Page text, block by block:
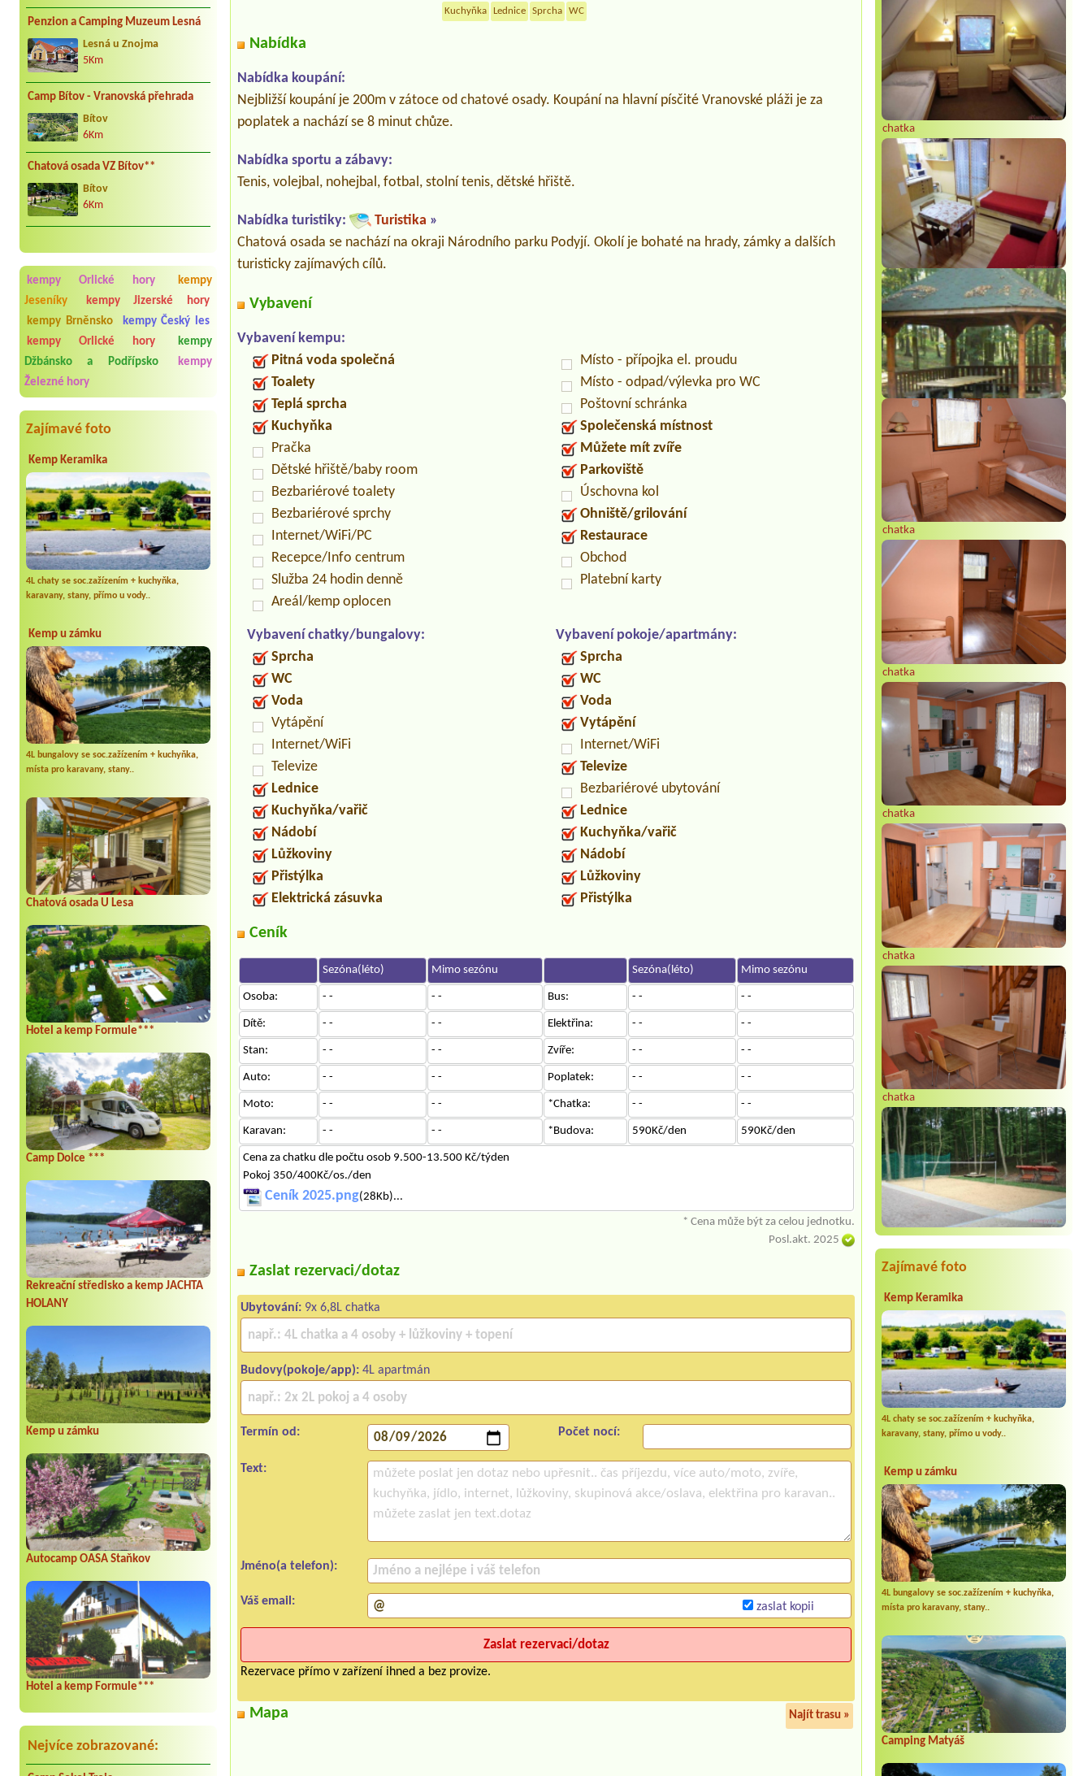
Penzion a Camping Muzeum Lesná
Lesná u Znojma
5Km
Camp Bítov - Vranovská přehrada
Bítov
6Km
Chatová osada VZ Bítov**
Bítov
6Km
kempy Orlické hory
kempy
Jeseníky
kempy Jizerské hory
kempy Brněnsko
kempy Český les
kempy Orlické hory
kempy
Džbánsko a Podřípsko
kempy
Železné hory
Zajímavé foto
Kemp Keramika
4L chaty se soc.zažízením + kuchyňka,
karavany, stany, přímo u vody..
Kemp u zámku
4L bungalovy se soc.zažízením + kuchyňka,
místa pro karavany, stany..
Chatová osada U Lesa
Hotel a kemp Formule***
Camp Dolce ***
Rekreační středisko a kemp JACHTA
HOLANY
Kemp u zámku
Autocamp OASA Staňkov
Hotel a kemp Formule***
Nejvíce zobrazované:
chatka
chatka
chatka
chatka
chatka
chatka
Zajímavé foto
Kemp Keramika
4L chaty se soc.zažízením + kuchyňka,
karavany, stany, přímo u vody..
Kemp u zámku
4L bungalovy se soc.zažízením + kuchyňka,
místa pro karavany, stany..
Camping Matyáš
Kuchyňka Lednice Sprcha WC
Nabídka
Nabídka koupání:
Nejbližší koupání je 200m v zátoce od chatové osady. Koupání na hlavní písčité Vranovské pláži je za
poplatek a nachází se 8 minut chůze.
Nabídka sportu a zábavy:
Tenis, volejbal, nohejbal, fotbal, stolní tenis, dětské hřiště.
Nabídka turistiky: Turistika »
Chatová osada se nachází na okraji Národního parku Podyjí. Okolí je bohaté na hrady, zámky a dalších
turisticky zajímavých cílů.
Vybavení
Vybavení kempu:
Pitná voda společná
Toalety
Teplá sprcha
Kuchyňka
Pračka
Dětské hřiště/baby room
Bezbariérové toalety
Bezbariérové sprchy
Internet/WiFi/PC
Recepce/Info centrum
Služba 24 hodin denně
Areál/kemp oplocen
Místo - přípojka el. proudu
Místo - odpad/výlevka pro WC
Poštovní schránka
Společenská místnost
Můžete mít zvíře
Parkoviště
Úschovna kol
Ohniště/grilování
Restaurace
Obchod
Platební karty
Vybavení chatky/bungalovy:
Sprcha
WC
Voda
Vytápění
Internet/WiFi
Televize
Lednice
Kuchyňka/vařič
Nádobí
Lůžkoviny
Přistýlka
Elektrická zásuvka
Vybavení pokoje/apartmány:
Sprcha
WC
Voda
Vytápění
Internet/WiFi
Televize
Bezbariérové ubytování
Lednice
Kuchyňka/vařič
Nádobí
Lůžkoviny
Přistýlka
Ceník
Sezóna(léto) Mimo sezónu Sezóna(léto) Mimo sezónu
Osoba: - - - - Bus: - - - -
Dítě: - - - - Elektřina: - - - -
Stan: - - - - Zvíře: - - - -
Auto: - - - - Poplatek: - - - -
Moto: - - - - *Chatka: - - - -
Karavan: - - - - *Budova: 590Kč/den 590Kč/den
Cena za chatku dle počtu osob 9.500-13.500 Kč/týden
Pokoj 350/400Kč/os./den
Ceník 2025.png(28Kb)...
* Cena může být za celou jednotku.
Posl.akt. 2025
Zaslat rezervaci/dotaz
Ubytování: 9x 6,8L chatka
Budovy(pokoje/app): 4L apartmán
Termín od: Počet nocí:
Text:
Jméno(a telefon):
Váš email: zaslat kopii
Rezervace přímo v zařízení ihned a bez provize.
Mapa Najít trasu »